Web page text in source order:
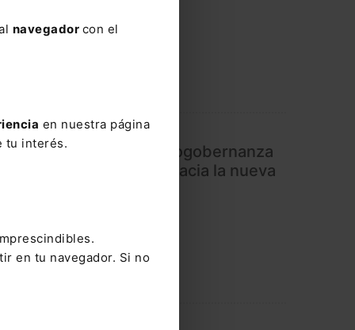
navegador con el
en nuestra página
tu interés.
en tu navegador. Si no
regula el proceso de cogobernanza
proceso de transición hacia la nueva